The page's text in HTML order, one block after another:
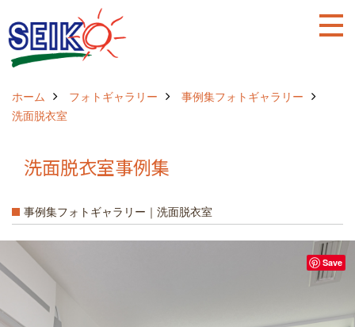
ホーム フォトギャラリー
事例集フォトギャラリー
洗面脱衣室
洗面脱衣室事例集
事例集フォトギャラリー｜洗面脱衣室
Save